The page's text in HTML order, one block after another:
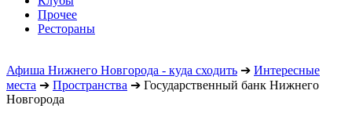
Прочее
Рестораны
Афиша Нижнего Новгорода - куда сходить ➔ Интересные
места ➔ Пространства ➔ Государственный банк Нижнего
Новгорода